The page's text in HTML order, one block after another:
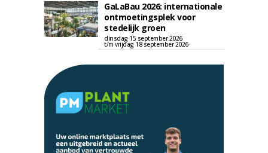
GaLaBau 2026: internationale
ontmoetingsplek voor
stedelijk groen
dinsdag 15 september 2026
t/m vrijdag 18 september 2026